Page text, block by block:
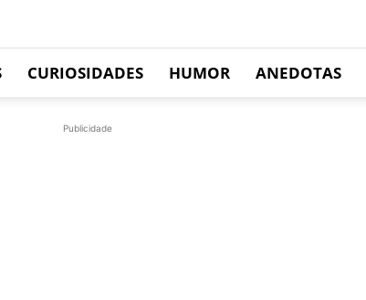
CURIOSIDADES HUMOR ANEDOTAS
Publicidade